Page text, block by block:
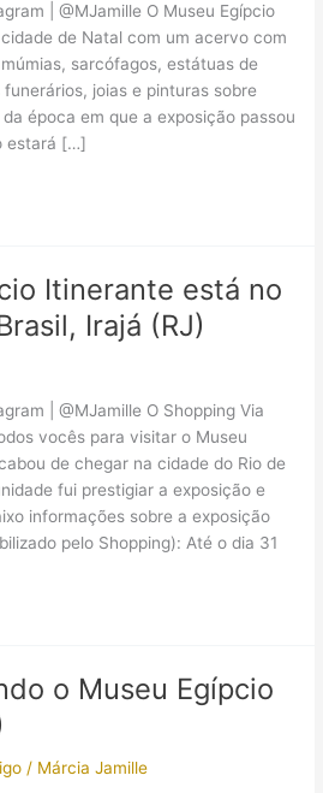
| @MJamille O Museu Egípcio
de Natal com um acervo com
sarcófagos, estátuas de
joias e pinturas sobre
época em que a exposição passou
estará […]
Itinerante está no
Irajá (RJ)
| @MJamille O Shopping Via
vocês para visitar o Museu
de chegar na cidade do Rio de
fui prestigiar a exposição e
informações sobre a exposição
pelo Shopping): Até o dia 31
o Museu Egípcio
/ Márcia Jamille